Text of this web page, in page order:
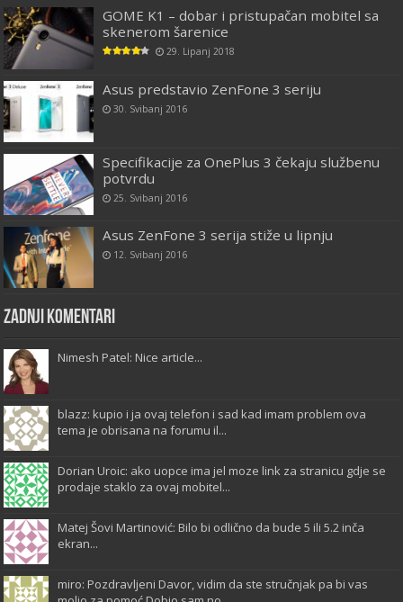
GOME K1 – dobar i pristupačan mobitel sa
skenerom šarenice
29. Lipanj 2018
Asus predstavio ZenFone 3 seriju
30. Svibanj 2016
Specifikacije za OnePlus 3 čekaju službenu
potvrdu
25. Svibanj 2016
Asus ZenFone 3 serija stiže u lipnju
12. Svibanj 2016
Zadnji komentari
Nimesh Patel: Nice article...
blazz: kupio i ja ovaj telefon i sad kad imam problem ova
tema je obrisana na forumu il...
Dorian Uroic: ako uopce ima jel moze link za stranicu gdje se
prodaje staklo za ovaj mobitel...
Matej Šovi Martinović: Bilo bi odlično da bude 5 ili 5.2 inča
ekran...
miro: Pozdravljeni Davor, vidim da ste stručnjak pa bi vas